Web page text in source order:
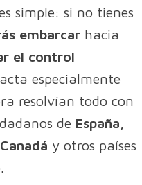
simple: si no tienes
embarcar hacia
el control
especialmente
resolvían todo con
de España,
y otros países